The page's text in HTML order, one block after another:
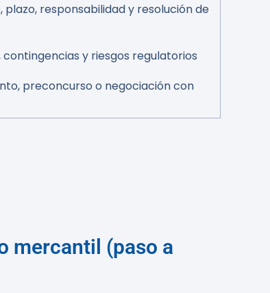
plazo, responsabilidad y resolución de
y riesgos regulatorios
preconcurso o negociación con
mercantil (paso a